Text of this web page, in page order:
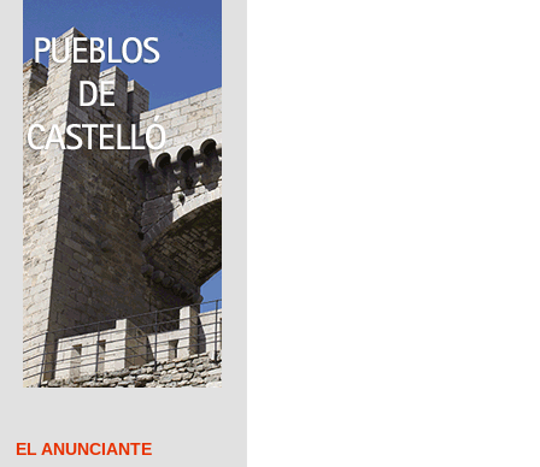
EL ANUNCIANTE